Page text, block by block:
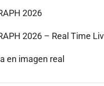
2026
2026 – Real Time
en imagen real